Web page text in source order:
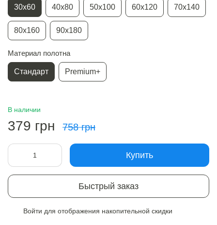
30х60 40х80 50х100 60х120 70х140
80х160 90х180
Материал полотна
Стандарт Premium+
В наличии
379 грн 758 грн
Купить
Быстрый заказ
Войти для отображения накопительной скидки